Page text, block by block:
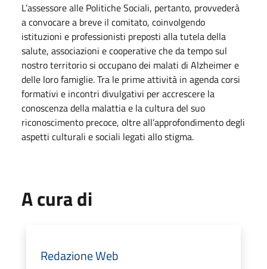
L’assessore alle Politiche Sociali, pertanto, provvederà
a convocare a breve il comitato, coinvolgendo
istituzioni e professionisti preposti alla tutela della
salute, associazioni e cooperative che da tempo sul
nostro territorio si occupano dei malati di Alzheimer e
delle loro famiglie. Tra le prime attività in agenda corsi
formativi e incontri divulgativi per accrescere la
conoscenza della malattia e la cultura del suo
riconoscimento precoce, oltre all’approfondimento degli
aspetti culturali e sociali legati allo stigma.
A cura di
Redazione Web